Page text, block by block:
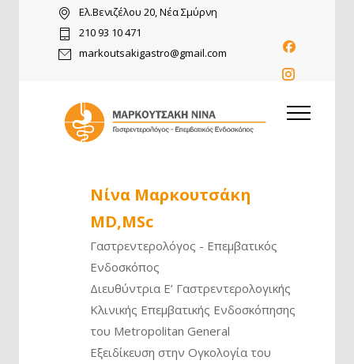
Ελ.Βενιζέλου 20, Νέα Σμύρνη
210 93 10 471
markoutsakigastro@gmail.com
Νίνα Μαρκουτσάκη
MD,MSc
Γαστρεντερολόγος - Επεμβατικός
Ενδοσκόπος
Διευθύντρια Ε’ Γαστρεντερολογικής
Κλινικής Επεμβατικής Ενδοσκόπησης
του Metropolitan General
Εξειδίκευση στην Ογκολογία του